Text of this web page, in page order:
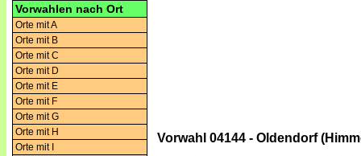
Vorwahlen nach Ort
Orte mit A
Orte mit B
Orte mit C
Orte mit D
Orte mit E
Orte mit F
Orte mit G
Orte mit H
Orte mit I
Vorwahl 04144 - Oldendorf